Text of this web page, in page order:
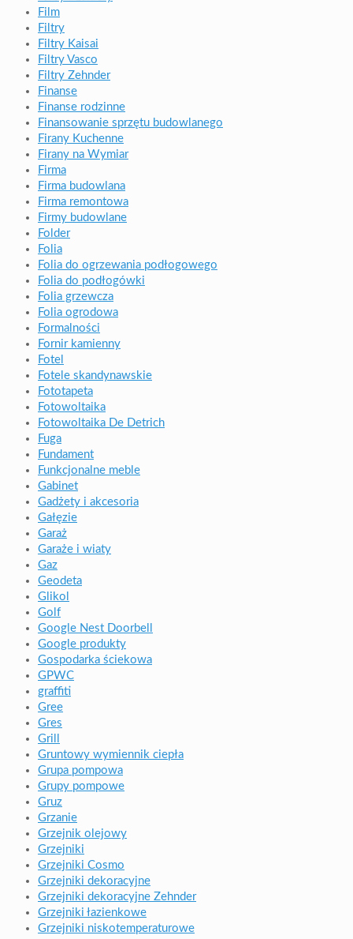
Film
Filtry
Filtry Kaisai
Filtry Vasco
Filtry Zehnder
Finanse
Finanse rodzinne
Finansowanie sprzętu budowlanego
Firany Kuchenne
Firany na Wymiar
Firma
Firma budowlana
Firma remontowa
Firmy budowlane
Folder
Folia
Folia do ogrzewania podłogowego
Folia do podłogówki
Folia grzewcza
Folia ogrodowa
Formalności
Fornir kamienny
Fotel
Fotele skandynawskie
Fototapeta
Fotowoltaika
Fotowoltaika De Detrich
Fuga
Fundament
Funkcjonalne meble
Gabinet
Gadżety i akcesoria
Gałęzie
Garaż
Garaże i wiaty
Gaz
Geodeta
Glikol
Golf
Google Nest Doorbell
Google produkty
Gospodarka ściekowa
GPWC
graffiti
Gree
Gres
Grill
Gruntowy wymiennik ciepła
Grupa pompowa
Grupy pompowe
Gruz
Grzanie
Grzejnik olejowy
Grzejniki
Grzejniki Cosmo
Grzejniki dekoracyjne
Grzejniki dekoracyjne Zehnder
Grzejniki łazienkowe
Grzejniki niskotemperaturowe